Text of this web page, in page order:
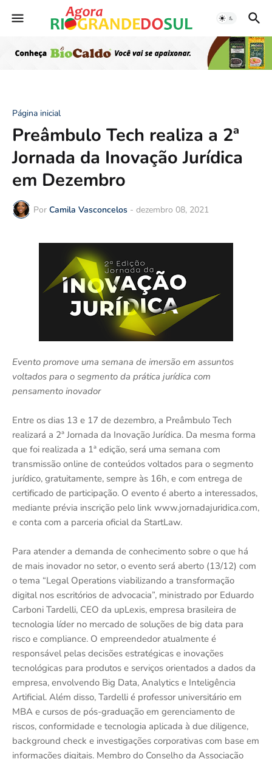
Página inicial
Preâmbulo Tech realiza a 2ª
Jornada da Inovação Jurídica
em Dezembro
Por Camila Vasconcelos - dezembro 08, 2021
Evento promove uma semana de imersão em assuntos
voltados para o segmento da prática jurídica com
pensamento inovador
Entre os dias 13 e 17 de dezembro, a Preâmbulo Tech
realizará a 2ª Jornada da Inovação Jurídica. Da mesma forma
que foi realizada a 1ª edição, será uma semana com
transmissão online de conteúdos voltados para o segmento
jurídico, gratuitamente, sempre às 16h, e com entrega de
certificado de participação. O evento é aberto a interessados,
mediante prévia inscrição pelo link www.jornadajuridica.com,
e conta com a parceria oficial da StartLaw.
Para atender a demanda de conhecimento sobre o que há
de mais inovador no setor, o evento será aberto (13/12) com
o tema “Legal Operations viabilizando a transformação
digital nos escritórios de advocacia”, ministrado por Eduardo
Carboni Tardelli, CEO da upLexis, empresa brasileira de
tecnologia líder no mercado de soluções de big data para
risco e compliance. O empreendedor atualmente é
responsável pelas decisões estratégicas e inovações
tecnológicas para produtos e serviços orientados a dados da
empresa, envolvendo Big Data, Analytics e Inteligência
Artificial. Além disso, Tardelli é professor universitário em
MBA e cursos de pós-graduação em gerenciamento de
riscos, conformidade e tecnologia aplicada à due diligence,
background check e investigações corporativas com base em
informações digitais. Membro do Conselho da Associação